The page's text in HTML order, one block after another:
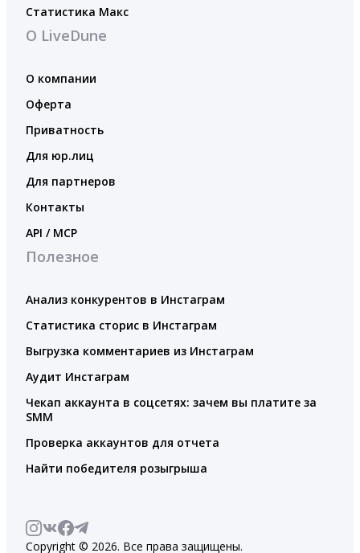
Статистика Макс
О LiveDune
О компании
Оферта
Приватность
Для юр.лиц
Для партнеров
Контакты
API / MCP
Полезное
Анализ конкурентов в Инстаграм
Статистика сторис в Инстаграм
Выгрузка комментариев из Инстаграм
Аудит Инстаграм
Чекап аккаунта в соцсетях: зачем вы платите за
SMM
Проверка аккаунтов для отчета
Найти победителя розыгрыша
Copyright © 2026. Все права защищены.